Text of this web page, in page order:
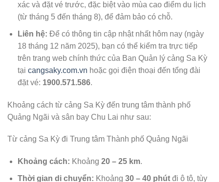
xác và đặt vé trước, đặc biệt vào mùa cao điểm du lịch
(từ tháng 5 đến tháng 8), để đảm bảo có chỗ.
Liên hệ: Để có thông tin cập nhật nhất hôm nay (ngày
18 tháng 12 năm 2025), bạn có thể kiểm tra trực tiếp
trên trang web chính thức của Ban Quản lý cảng Sa Kỳ
tại cangsaky.com.vn hoặc gọi điện thoại đến tổng đài
đặt vé: 1900.571.586.
Khoảng cách từ cảng Sa Kỳ đến trung tâm thành phố
Quảng Ngãi và sân bay Chu Lai như sau:
Từ cảng Sa Kỳ đi Trung tâm Thành phố Quảng Ngãi
Khoảng cách: Khoảng 20 – 25 km.
Thời gian di chuyển: Khoảng 30 – 40 phútđi ô tô, tùy